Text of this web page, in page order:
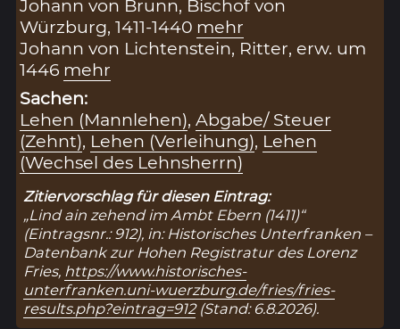
Johann von Brunn, Bischof von
Würzburg, 1411-1440 mehr
Johann von Lichtenstein, Ritter, erw. um
1446 mehr
Sachen:
Lehen (Mannlehen),Abgabe/ Steuer
(Zehnt), Lehen (Verleihung), Lehen
(Wechsel des Lehnsherrn)
Zitiervorschlag für diesen Eintrag:
„Lind ain zehend im Ambt Ebern (1411)“
(Eintragsnr.: 912), in: Historisches Unterfranken –
Datenbank zur Hohen Registratur des Lorenz
Fries, https://www.historisches-
unterfranken.uni-wuerzburg.de/fries/fries-
results.php?eintrag=912(Stand: 6.8.2026).